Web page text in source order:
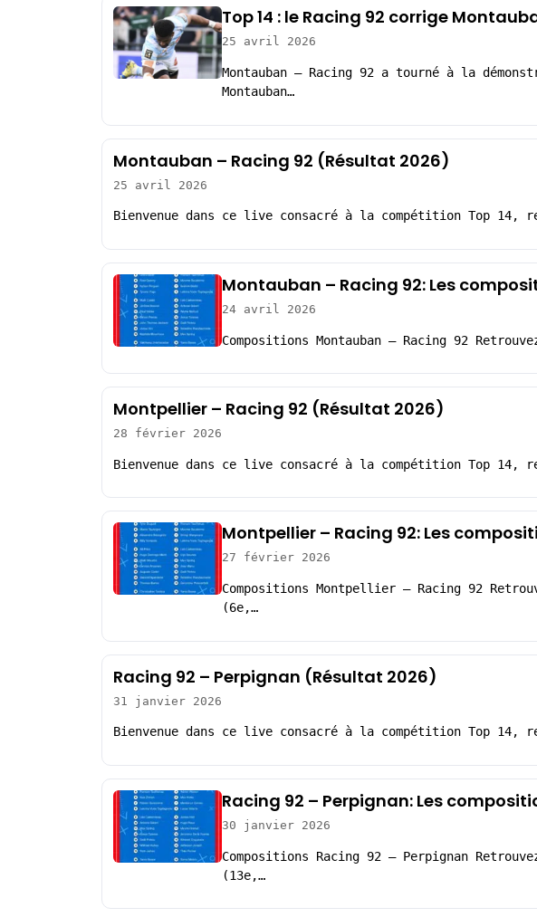
Top 14 : le Racing 92 corrige
25 avril 2026
Montauban – Racing 92 a tourné à la
Montauban…
Montauban – Racing 92 (Résultat 2026)
25 avril 2026
Bienvenue dans ce live consacré à la compétition Top 14,
Montauban – Racing 92: Les
24 avril 2026
Compositions Montauban – Racing 92
Montpellier – Racing 92 (Résultat 2026)
28 février 2026
Bienvenue dans ce live consacré à la compétition Top 14,
Montpellier – Racing 92: Les
27 février 2026
Compositions Montpellier – Racing 92
(6e,…
Racing 92 – Perpignan (Résultat 2026)
31 janvier 2026
Bienvenue dans ce live consacré à la compétition Top 14,
Racing 92 – Perpignan: Les
30 janvier 2026
Compositions Racing 92 – Perpignan
(13e,…